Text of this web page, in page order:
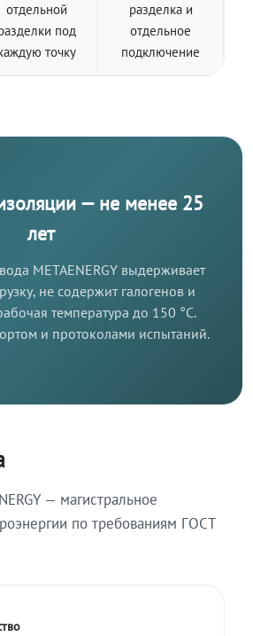
отдельной
под
точку
разделка и
отдельное
подключение
— не менее 25
лет
METAENERGY выдерживает
не содержит галогенов и
температура до 150 °C.
и протоколами испытаний.
— магистральное
по требованиям ГОСТ